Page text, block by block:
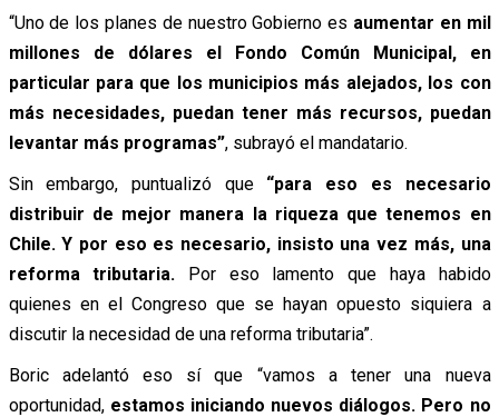
“Uno de los planes de nuestro Gobierno es aumentar en mil
millones de dólares el Fondo Común Municipal, en
particular para que los municipios más alejados, los con
más necesidades, puedan tener más recursos, puedan
levantar más programas”, subrayó el mandatario.
Sin embargo, puntualizó que “para eso es necesario
distribuir de mejor manera la riqueza que tenemos en
Chile. Y por eso es necesario, insisto una vez más, una
reforma tributaria. Por eso lamento que haya habido
quienes en el Congreso que se hayan opuesto siquiera a
discutir la necesidad de una reforma tributaria”.
Boric adelantó eso sí que “vamos a tener una nueva
oportunidad, estamos iniciando nuevos diálogos. Pero no